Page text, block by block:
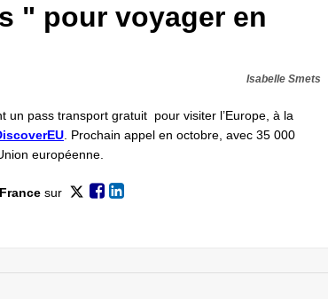
" pour voyager en
Isabelle Smets
un pass transport gratuit pour visiter l’Europe, à la
. Prochain appel en octobre, avec 35 000
européenne.
sur